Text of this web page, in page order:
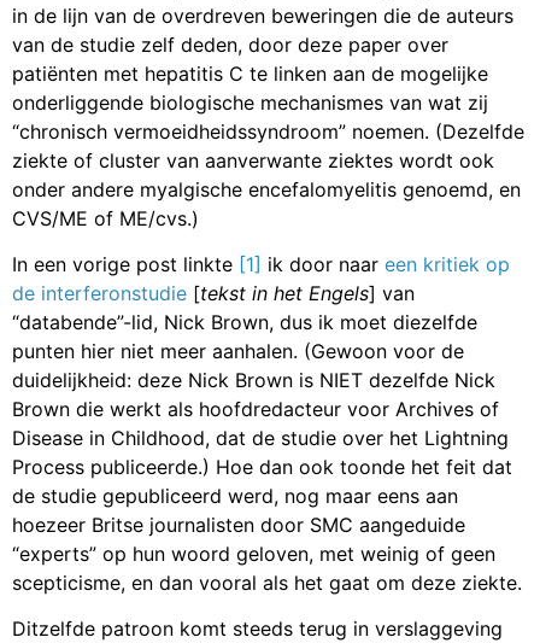
in de lijn van de overdreven beweringen die de auteurs
van de studie zelf deden, door deze paper over
patiënten met hepatitis C te linken aan de mogelijke
onderliggende biologische mechanismes van wat zij
“chronisch vermoeidheidssyndroom” noemen. (Dezelfde
ziekte of cluster van aanverwante ziektes wordt ook
onder andere myalgische encefalomyelitis genoemd, en
CVS/ME of ME/cvs.)
In een vorige post linkte [1] ik door naar een kritiek op
de interferonstudie [tekst in het Engels] van
“databende”-lid, Nick Brown, dus ik moet diezelfde
punten hier niet meer aanhalen. (Gewoon voor de
duidelijkheid: deze Nick Brown is NIET dezelfde Nick
Brown die werkt als hoofdredacteur voor Archives of
Disease in Childhood, dat de studie over het Lightning
Process publiceerde.) Hoe dan ook toonde het feit dat
de studie gepubliceerd werd, nog maar eens aan
hoezeer Britse journalisten door SMC aangeduide
“experts” op hun woord geloven, met weinig of geen
scepticisme, en dan vooral als het gaat om deze ziekte.
Ditzelfde patroon komt steeds terug in verslaggeving